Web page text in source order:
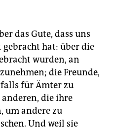
das Gute, dass uns
gebracht hat: über die
wurden, an
die Freunde,
für Ämter zu
die ihre
um andere zu
Und weil sie